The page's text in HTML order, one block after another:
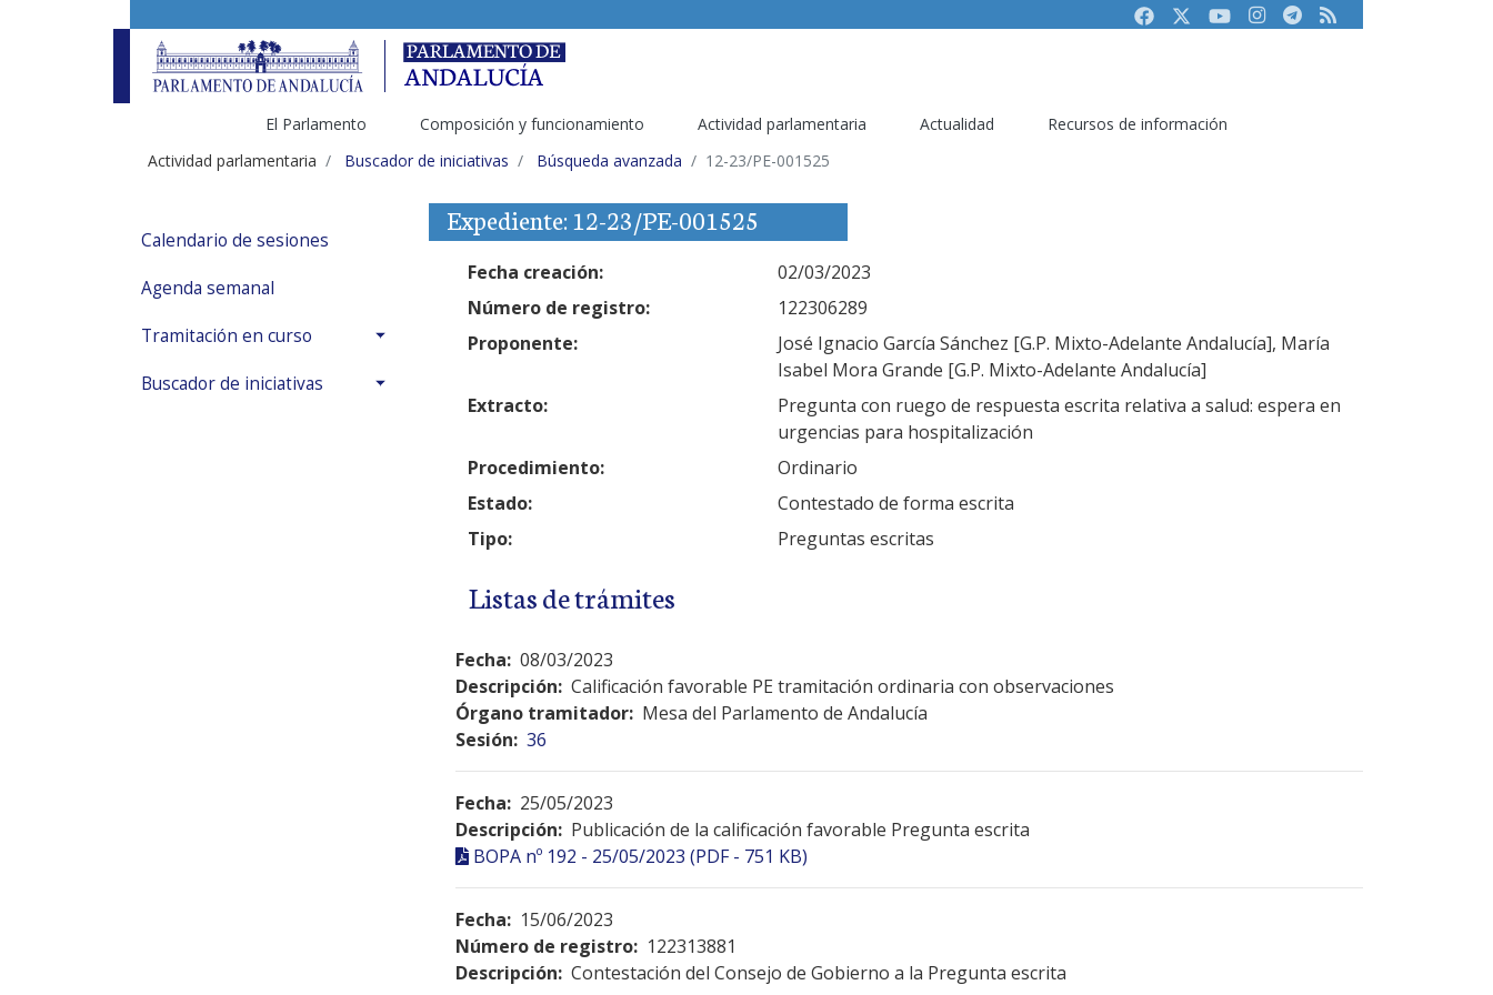
FacebookTwitterYoutubeInstagram
Telegram
RSS
El Parlamento Composición y funcionamiento Actividad parlamentaria Actualidad
Recursos de información
Actividad parlamentaria
Buscador de iniciativas Búsqueda avanzada 12-23/PE-001525
Calendario de sesiones
Agenda semanal
Tramitación en curso
Buscador de iniciativas
Expediente: 12-23/PE-001525
Fecha creación:
02/03/2023
Número de registro:
122306289
Proponente:
José Ignacio García Sánchez [G.P. Mixto-Adelante Andalucía], María
Isabel Mora Grande [G.P. Mixto-Adelante Andalucía]
Extracto:
Pregunta con ruego de respuesta escrita relativa a salud: espera en
urgencias para hospitalización
Procedimiento:
Ordinario
Estado:
Contestado de forma escrita
Tipo:
Preguntas escritas
Listas de trámites
Fecha: 08/03/2023
Descripción: Calificación favorable PE tramitación ordinaria con observaciones
Órgano tramitador: Mesa del Parlamento de Andalucía
Sesión: 36
Fecha: 25/05/2023
Descripción: Publicación de la calificación favorable Pregunta escrita
BOPA nº 192 - 25/05/2023 (PDF - 751 KB)
Fecha: 15/06/2023
Número de registro: 122313881
Descripción: Contestación del Consejo de Gobierno a la Pregunta escrita